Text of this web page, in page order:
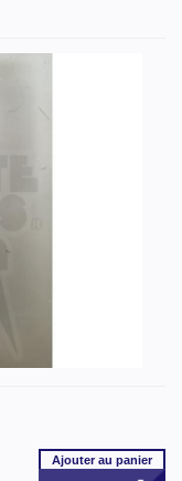
Ajouterau panier